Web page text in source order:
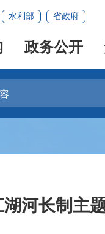
水利部 省政府
政务公开
河长制主